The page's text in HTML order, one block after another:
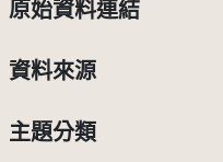
原始資料連結
資料來源
主題分類